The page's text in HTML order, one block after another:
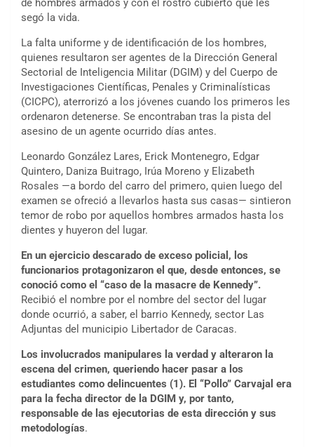
de hombres armados y con el rostro cubierto que les
segó la vida.
La falta uniforme y de identificación de los hombres,
quienes resultaron ser agentes de la Dirección General
Sectorial de Inteligencia Militar (DGIM) y del Cuerpo de
Investigaciones Científicas, Penales y Criminalísticas
(CICPC), aterrorizó a los jóvenes cuando los primeros les
ordenaron detenerse. Se encontraban tras la pista del
asesino de un agente ocurrido días antes.
Leonardo González Lares, Erick Montenegro, Edgar
Quintero, Daniza Buitrago, Irúa Moreno y Elizabeth
Rosales —a bordo del carro del primero, quien luego del
examen se ofreció a llevarlos hasta sus casas— sintieron
temor de robo por aquellos hombres armados hasta los
dientes y huyeron del lugar.
En un ejercicio descarado de exceso policial, los
funcionarios protagonizaron el que, desde entonces, se
conoció como el “caso de la masacre de Kennedy”.
Recibió el nombre por el nombre del sector del lugar
donde ocurrió, a saber, el barrio Kennedy, sector Las
Adjuntas del municipio Libertador de Caracas.
Los involucrados manipulares la verdad y alteraron la
escena del crimen, queriendo hacer pasar a los
estudiantes como delincuentes (1). El “Pollo” Carvajal era
para la fecha director de la DGIM y, por tanto,
responsable de las ejecutorias de esta dirección y sus
metodologías.